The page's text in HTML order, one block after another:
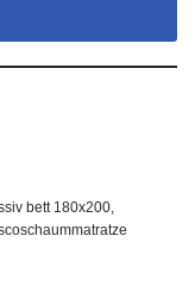
bett 180x200,